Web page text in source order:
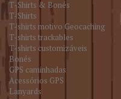
T-Shirts & Bonés
T-Shirts
T-shirts motivo Geocaching
T-shirts trackables
T-shirts customizáveis
Bonés
GPS caminhadas
Acessórios GPS
Lanyards